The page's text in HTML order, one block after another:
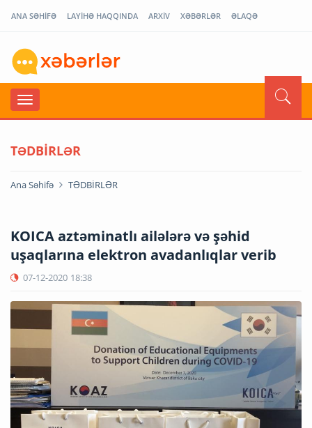
ANA SƏHİFƏ LAYİHƏ HAQQINDA ARXİV XƏBƏRLƏR ƏLAQƏ
TƏDBİRLƏR
Ana Səhifə TƏDBİRLƏR
KOICA aztəminatlı ailələrə və şəhid
uşaqlarına elektron avadanlıqlar verib
07-12-2020 18:38